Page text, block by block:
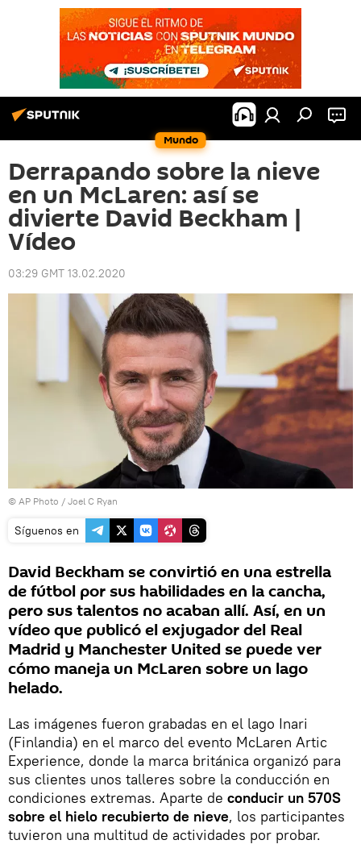
Mundo
Derrapando sobre la nieve
en un McLaren: así se
divierte David Beckham |
Vídeo
03:29 GMT 13.02.2020
© AP Photo / Joel C Ryan
Síguenos en
David Beckham se convirtió en una estrella
de fútbol por sus habilidades en la cancha,
pero sus talentos no acaban allí. Así, en un
vídeo que publicó el exjugador del Real
Madrid y Manchester United se puede ver
cómo maneja un McLaren sobre un lago
helado.
Las imágenes fueron grabadas en el lago Inari
(Finlandia) en el marco del evento McLaren Artic
Experience, donde la marca británica organizó para
sus clientes unos talleres sobre la conducción en
condiciones extremas. Aparte de conducir un 570S
sobre el hielo recubierto de nieve, los participantes
tuvieron una multitud de actividades por probar.